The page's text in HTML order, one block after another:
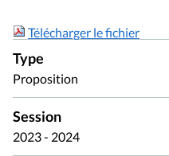
Télécharger le fichier
Type
Proposition
Session
2023 - 2024